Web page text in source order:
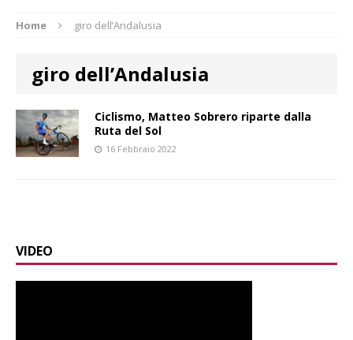
Home giro dell’Andalusia
giro dell’Andalusia
Ciclismo, Matteo Sobrero riparte dalla
Ruta del Sol
16 Febbraio 2022
VIDEO